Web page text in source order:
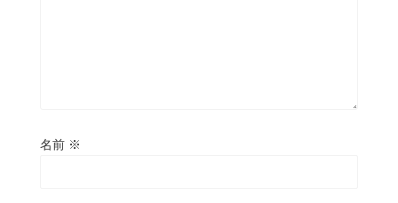
名前 ※